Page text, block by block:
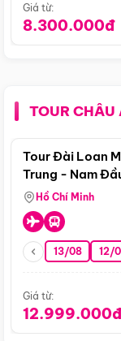
Giá từ:
8.300.000đ
TOUR CHÂU
Tour Đài Loan
Trung - Nam
Hồ Chí Minh
13/08 12/
Giá từ:
12.999.000đ